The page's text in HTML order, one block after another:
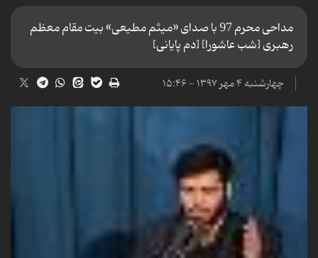
مداحی محرم 97 با صدای «میثم مطیعی» بیت مقام معظم
رهبری [شب عاشورا] [دم پایانی]
چهارشنبه ۴ مهر ۱۳۹۷ - ۱۵:۴۶